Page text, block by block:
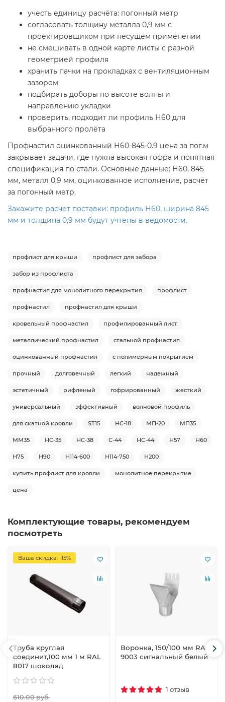
учесть единицу расчёта: погонный метр
согласовать толщину металла 0,9 мм с
проектировщиком при несущем применении
не смешивать в одной карте листы с разной
геометрией профиля
хранить пачки на прокладках с вентиляционным
зазором
подбирать доборы по высоте волны и
направлению укладки
проверить, подходит ли профиль Н60 для
выбранного пролёта
Профнастил оцинкованный Н60-845-0.9 цена за пог.м
закрывает задачи, где нужна высокая гофра и понятная
спецификация по стали. Основные данные: Н60, 845
мм, металл 0,9 мм, оцинкованное исполнение, расчёт
за погонный метр.
Закажите расчёт поставки: профиль Н60, ширина 845
мм и толщина 0,9 мм будут учтены в ведомости.
профлист для крыши профлист для забора
забор из профлиста
профнастил для монолитного перекрытия профлист
профнастил профнастил для крыши
кровельный профнастил профилированный лист
металлический профнастил стальной профнастил
оцинкованный профнастил с полимерным покрытием
прочный долговечный легкий надежный
эстетичный рифленый гофрированный жесткий
универсальный эффективный волновой профиль
для скатной кровли ST15 НС-18 МП-20 МП35
ММ35 НС-35 НС-38 С-44 НС-44 Н57 Н60
Н75 Н90 Н114-600 Н114-750 Н200
купить профлист для кровли монолитное перекрытие
цена
Комплектующие товары, рекомендуем
посмотреть
Ваша скидка: -15%
Труба круглая
соединит,100 мм 1 м RAL
8017 шоколад
610.00 руб.
Воронка, 150/100 мм RAL
9003 сигнальный белый
1 отзыв